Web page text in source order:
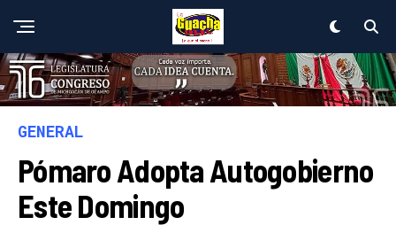
GENERAL
Pómaro Adopta Autogobierno
Este Domingo